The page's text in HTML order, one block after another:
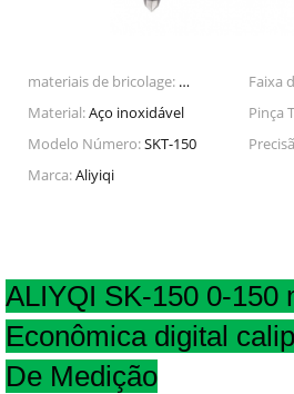
materiais de bricolage:
Metalurgia Faixa
Material:Aço inoxidável Pinça
Modelo Número:SKT-150
Marca:Aliyiqi
ALIYQI SK-150 0-150
Econômica digital
De Medição